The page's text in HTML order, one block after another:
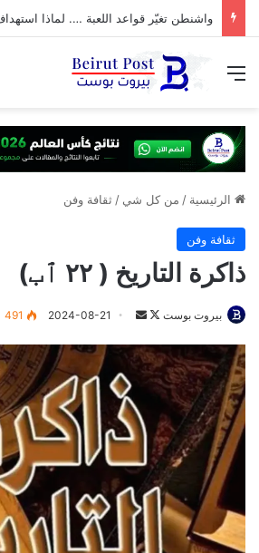
القائمة
الرئيسية / من كل شي /ثقافة وفن
ثقافة وفن
ذاكرة التاريخ ( ٢٢ ٱب)
بيروت بوست
تابع
X
أرسل
إلكترونيا
2024-08-21
491